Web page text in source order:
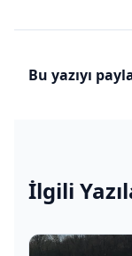
Bu yazıyı
İlgili